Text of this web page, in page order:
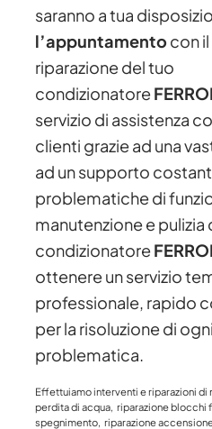
saranno a tua
l’appuntamentocon il
riparazione del tuo
condizionatore
servizio di assistenza
clienti grazie ad una
ad un supporto
problematiche di
manutenzione e pulizia
condizionatore
ottenere un servizio
professionale, rapido
per la risoluzione di
problematica.
Effettuiamo interventi e riparazioni di
perdita di acqua, riparazione blocchi
spegnimento, riparazione